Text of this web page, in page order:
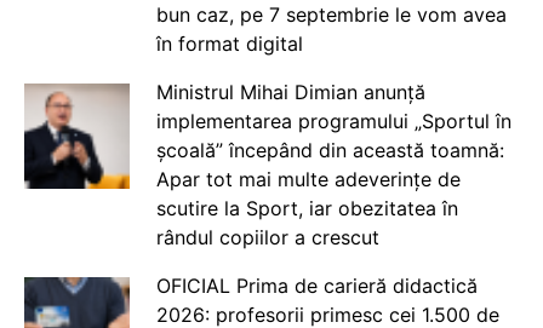
bun caz, pe 7 septembrie le vom avea
în format digital
Ministrul Mihai Dimian anunță
implementarea programului „Sportul în
școală” începând din această toamnă:
Apar tot mai multe adeverințe de
scutire la Sport, iar obezitatea în
rândul copiilor a crescut
OFICIAL Prima de carieră didactică
2026: profesorii primesc cei 1.500 de